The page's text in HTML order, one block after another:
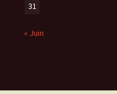
31
« Juin